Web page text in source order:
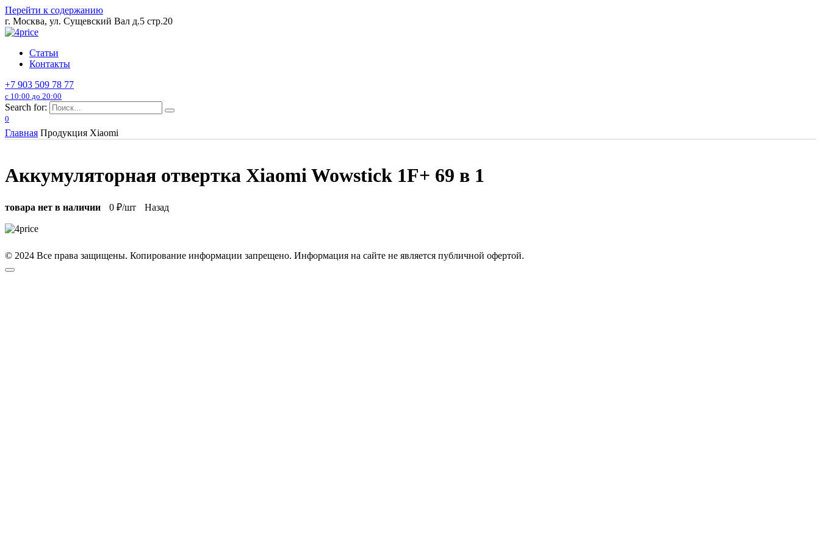
Перейти к содержанию
г. Москва, ул. Сущевский Вал д.5 стр.20
Статьи
Контакты
+7 903 509 78 77
с 10:00 до 20:00
Search for:
0
Главная Продукция Xiaomi
Аккумуляторная отвертка Xiaomi Wowstick 1F+ 69 в 1
товара нет в наличии 0 ₽/шт Назад
© 2024 Все права защищены. Копирование информации запрещено. Информация на сайте не является публичной офертой.